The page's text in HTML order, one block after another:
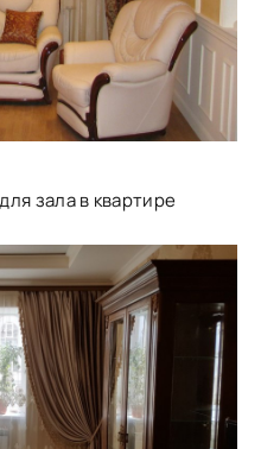
зала в квартире